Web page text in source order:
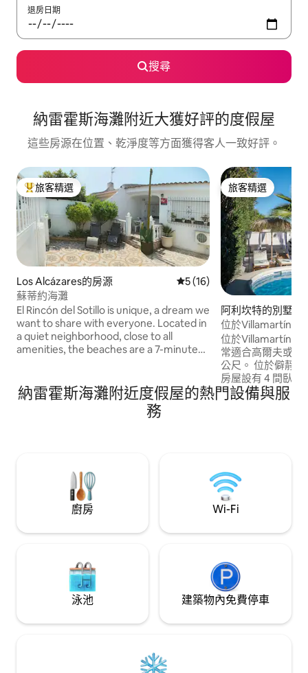
退房日期
搜尋
納雷霍斯海灘附近大獲好評的度假屋
這些房源在位置、乾淨度等方面獲得客人一致好評。
旅客精選榜首
旅客精選
Los Alcázares的房源 從 16 則評價中獲得 5 的平
5 (16)
蘇蒂約海灘
El Rincón del Sotillo is unique, a dream we
want to share with everyone. Located in
a quiet neighborhood, close to all
amenities, the beaches are a 7-minute
with both sun and shade, and then
there's everything else: air conditioning,
Wi-Fi, smart TV, kitchenware, towels,
旅客精選
旅客精選
阿利坎特的別墅
位於Villamartín的
球場和La Zenia
位於Villamartín的
常適合高爾夫或家
公尺。 位於僻靜街道上的獨棟別墅。這棟
房屋設有 4 間臥室
情侶、家庭或與朋
的房客入住。 您可以享受自己的泳池和鬱
Flamenca) 約 5 公
Zenia Boulevard)
納雷霍斯海灘附近度假屋的熱門設備與服
務
廚房 Wi-Fi
泳池 建築物內免費停車